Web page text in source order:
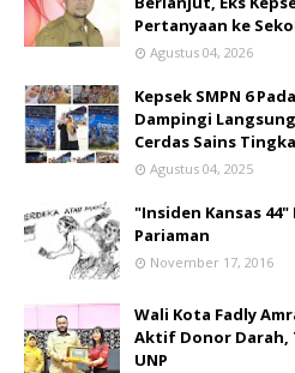
Pertanyaan ke
Agustus 04, 2026
Kepsek SMPN 6
Dampingi
Cerdas Sains
Agustus 04, 2025
"Insiden Kansas
Pariaman
November 17, 2016
Wali Kota Fadly
Aktif Donor Darah,
UNP